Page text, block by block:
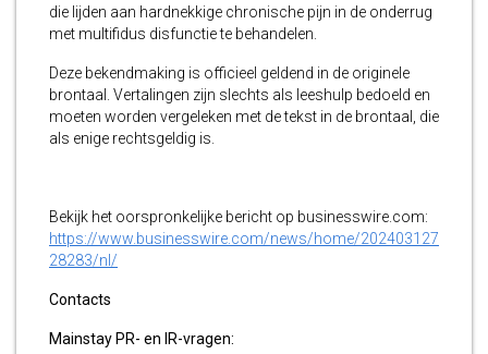
die lijden aan hardnekkige chronische pijn in de onderrug
met multifidus disfunctie te behandelen.
Deze bekendmaking is officieel geldend in de originele
brontaal. Vertalingen zijn slechts als leeshulp bedoeld en
moeten worden vergeleken met de tekst in de brontaal, die
als enige rechtsgeldig is.
Bekijk het oorspronkelijke bericht op businesswire.com:
https://www.businesswire.com/news/home/202403127
28283/nl/
Contacts
Mainstay PR- en IR-vragen: